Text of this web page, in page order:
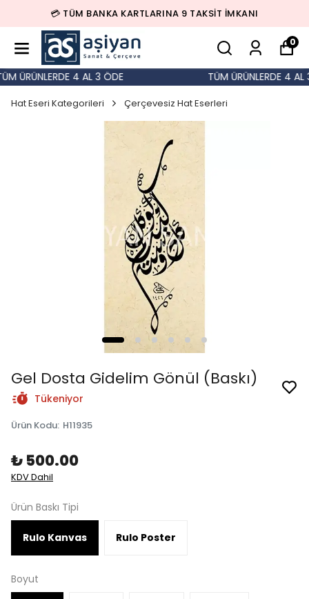
💳 TÜM BANKA KARTLARINA 9 TAKSİT İMKANI
0
ÜRÜNLERDE 4 AL 3 ÖDE TÜM ÜRÜNLERDE 4 AL
Hat Eseri Kategorileri Çerçevesiz Hat Eserleri
Gel Dosta Gidelim Gönül (Baskı)
Tükeniyor
Ürün Kodu: H11935
₺ 500.00
KDV Dahil
Ürün Baskı Tipi
Rulo Kanvas Rulo Poster
Boyut